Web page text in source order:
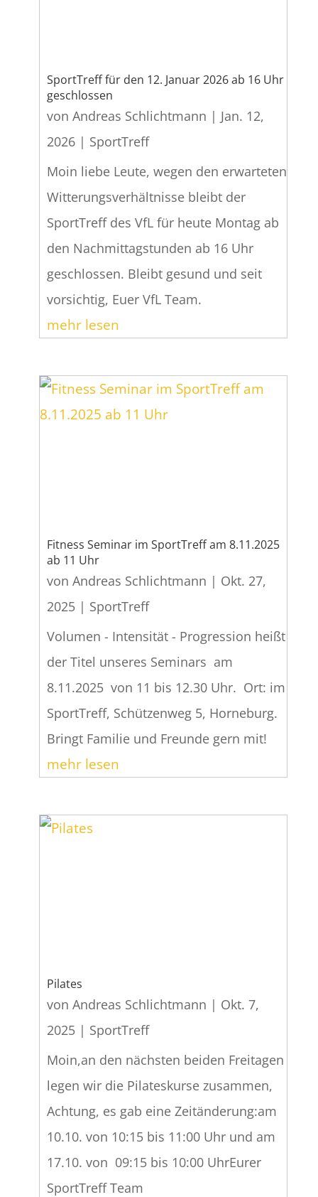
SportTreff für den 12. Januar 2026 ab 16 Uhr
geschlossen
von Andreas Schlichtmann | Jan. 12,
2026| SportTreff
Moin liebe Leute, wegen den erwarteten
Witterungsverhältnisse bleibt der
SportTreff des VfL für heute Montag ab
den Nachmittagstunden ab 16 Uhr
geschlossen. Bleibt gesund und seit
vorsichtig, Euer VfL Team.
mehr lesen
Fitness Seminar im SportTreff am 8.11.2025
ab 11 Uhr
von Andreas Schlichtmann | Okt. 27,
2025| SportTreff
Volumen - Intensität - Progression heißt
der Titel unseres Seminars am
8.11.2025 von 11 bis 12.30 Uhr. Ort: im
SportTreff, Schützenweg 5, Horneburg.
Bringt Familie und Freunde gern mit!
mehr lesen
Pilates
von Andreas Schlichtmann | Okt. 7,
2025| SportTreff
Moin,an den nächsten beiden Freitagen
legen wir die Pilateskurse zusammen,
Achtung, es gab eine Zeitänderung:am
10.10. von 10:15 bis 11:00 Uhr und am
17.10. von 09:15 bis 10:00 UhrEurer
SportTreff Team